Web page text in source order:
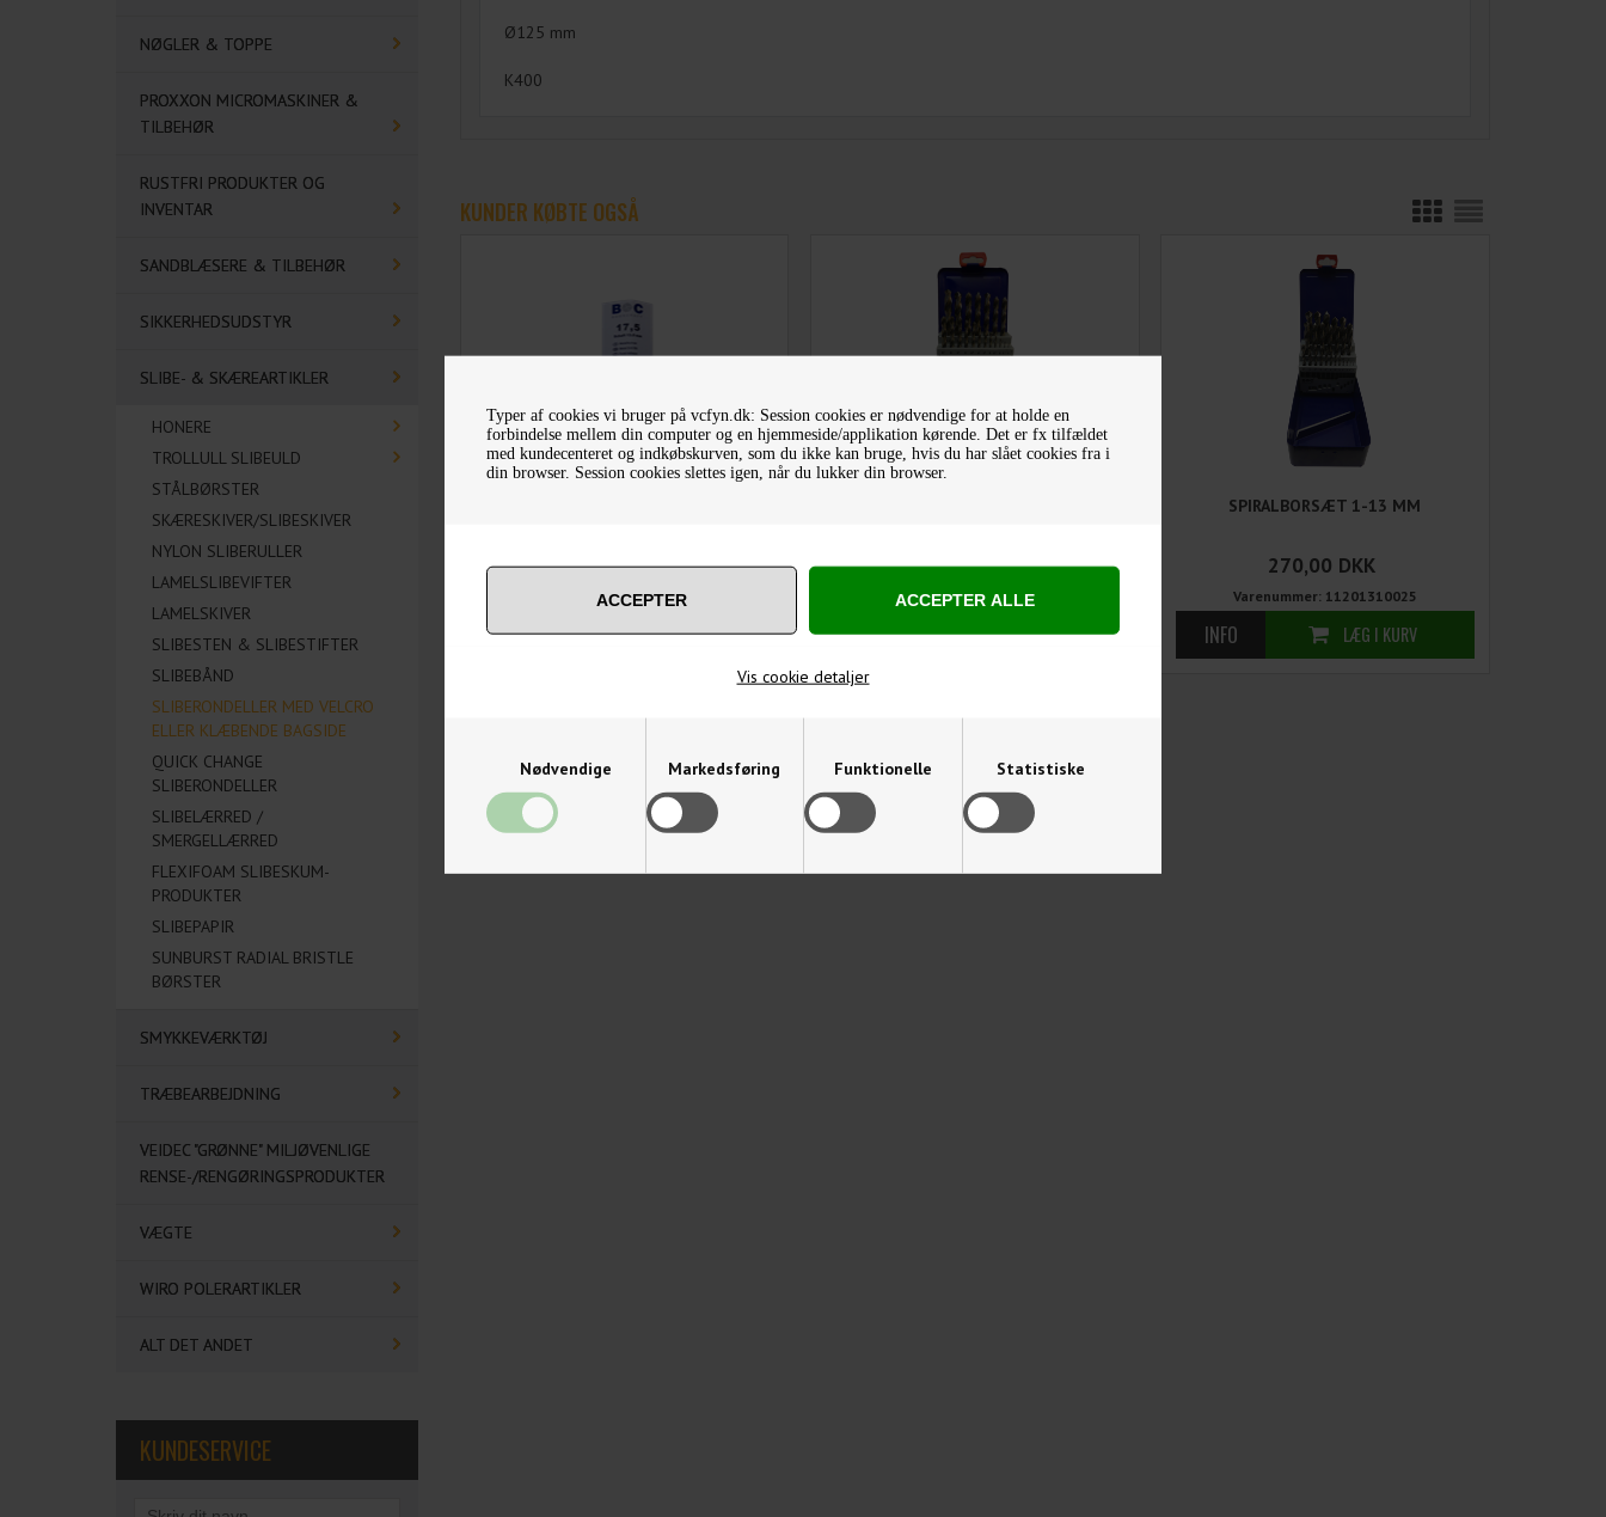
Typer af cookies vi bruger på vcfyn.dk: Session cookies er nødvendige for at holde en
forbindelse mellem din computer og en hjemmeside/applikation kørende. Det er fx tilfældet
med kundecenteret og indkøbskurven, som du ikke kan bruge, hvis du har slået cookies fra i
din browser. Session cookies slettes igen, når du lukker din browser.
Vis cookie detaljer
Nødvendige Markedsføring Funktionelle Statistiske
NØGLER & TOPPE
PROXXON MICROMASKINER &
TILBEHØR
RUSTFRI PRODUKTER OG
INVENTAR
SANDBLÆSERE & TILBEHØR
SIKKERHEDSUDSTYR
SLIBE- & SKÆREARTIKLER
HONERE
TROLLULL SLIBEULD
STÅLBØRSTER
SKÆRESKIVER/SLIBESKIVER
NYLON SLIBERULLER
LAMELSLIBEVIFTER
LAMELSKIVER
SLIBESTEN & SLIBESTIFTER
SLIBEBÅND
SLIBERONDELLER MED VELCRO
ELLER KLÆBENDE BAGSIDE
QUICK CHANGE
SLIBERONDELLER
SLIBELÆRRED /
SMERGELLÆRRED
FLEXIFOAM SLIBESKUM-
PRODUKTER
SLIBEPAPIR
SUNBURST RADIAL BRISTLE
BØRSTER
SMYKKEVÆRKTØJ
TRÆBEARBEJDNING
VEIDEC "GRØNNE" MILJØVENLIGE
RENSE-/RENGØRINGSPRODUKTER
VÆGTE
WIRO POLERARTIKLER
ALT DET ANDET
KUNDESERVICE
Ø125 mm
K400
KUNDER KØBTE OGSÅ
137,50 DKK
Varenummer: 11100701750
136,25 DKK
Varenummer: 11201310019
SPIRALBORSÆT 1-13 MM
270,00 DKK
Varenummer: 11201310025